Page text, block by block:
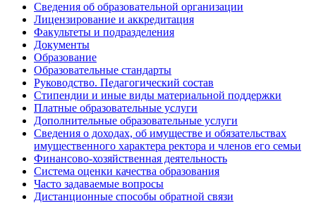
Сведения об образовательной организации
Лицензирование и аккредитация
Факультеты и подразделения
Документы
Образование
Образовательные стандарты
Руководство. Педагогический состав
Стипендии и иные виды материальной поддержки
Платные образовательные услуги
Дополнительные образовательные услуги
Сведения о доходах, об имуществе и обязательствах
имущественного характера ректора и членов его семьи
Финансово-хозяйственная деятельность
Система оценки качества образования
Часто задаваемые вопросы
Дистанционные способы обратной связи